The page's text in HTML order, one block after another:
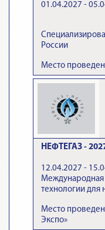
01.04.2027 -
России
Место
НЕФТЕГАЗ -
12.04.2027 -
Международная
технологии для
Место
Экспо»